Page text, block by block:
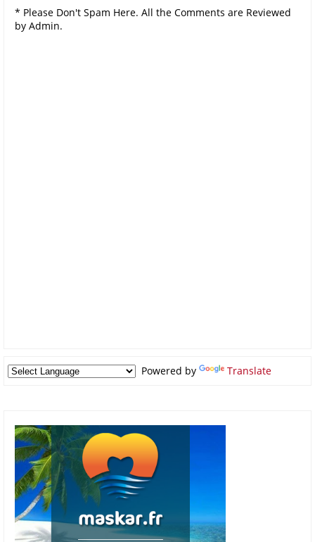
* Please Don't Spam Here. All the Comments are Reviewed
by Admin.
Powered by Translate